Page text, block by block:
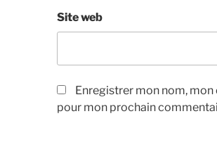
Site web
Enregistrer mon nom,
pour mon prochain